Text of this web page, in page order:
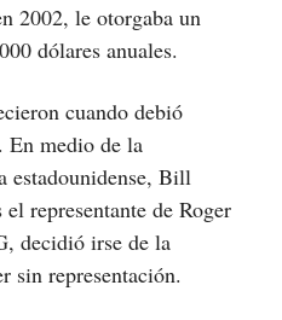
2002, le otorgaba un
dólares anuales.
cuando debió
En medio de la
estadounidense, Bill
representante de Roger
decidió irse de la
sin representación.